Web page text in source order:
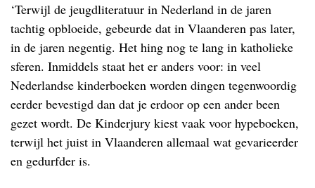
‘Terwijl de jeugdliteratuur in Nederland in de jaren
tachtig opbloeide, gebeurde dat in Vlaanderen pas later,
in de jaren negentig. Het hing nog te lang in katholieke
sferen. Inmiddels staat het er anders voor: in veel
Nederlandse kinderboeken worden dingen tegenwoordig
eerder bevestigd dan dat je erdoor op een ander been
gezet wordt. De Kinderjury kiest vaak voor hypeboeken,
terwijl het juist in Vlaanderen allemaal wat gevarieerder
en gedurfder is.